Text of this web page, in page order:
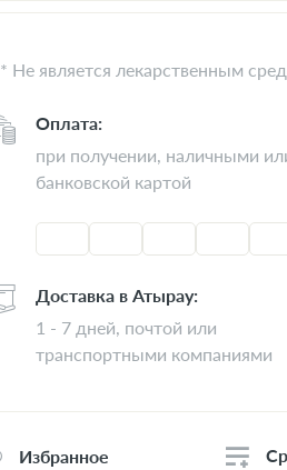
* Не является лекарственным
Оплата:
при получении, наличными
банковской картой
Доставка в Атырау:
1 - 7 дней, почтой или
транспортными компаниями
Избранное